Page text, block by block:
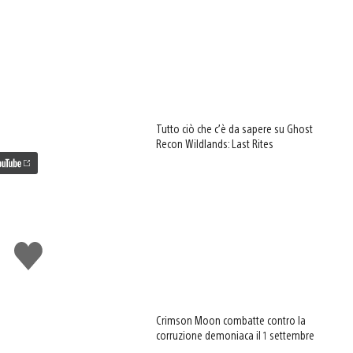
Mi
piace
Tutto ciò che c’è da sapere su Ghost
Recon Wildlands: Last Rites
Crimson Moon combatte contro la
corruzione demoniaca il 1 settembre